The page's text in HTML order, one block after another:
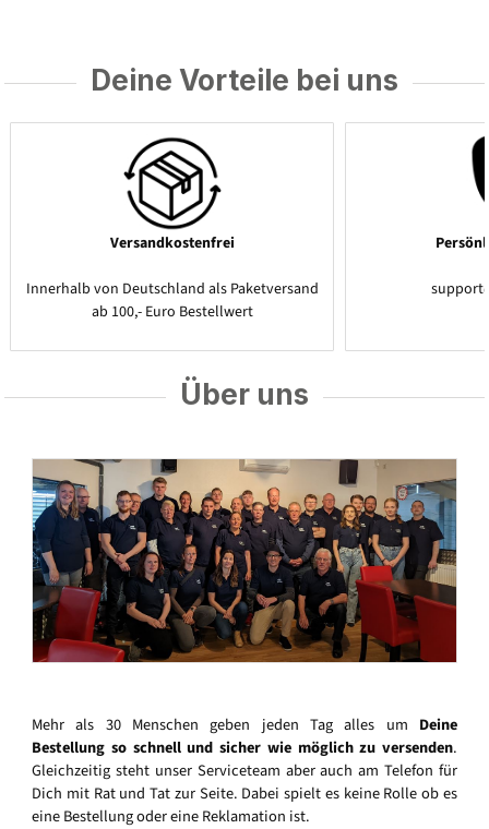
Deine Vorteile bei uns
Versandkostenfrei
Innerhalb von Deutschland als Paketversand
ab 100,- Euro Bestellwert
Über uns
Mehr als 30 Menschen geben jeden Tag alles um Deine
Bestellung so schnell und sicher wie möglich zu versenden.
Gleichzeitig steht unser Serviceteam aber auch am Telefon für
Dich mit Rat und Tat zur Seite. Dabei spielt es keine Rolle ob es
eine Bestellung oder eine Reklamation ist.